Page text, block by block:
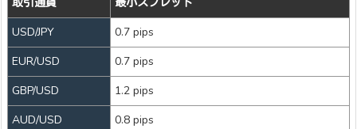
USD/JPY
0.7 pips
EUR/USD
0.7 pips
GBP/USD
1.2 pips
AUD/USD
0.8 pips